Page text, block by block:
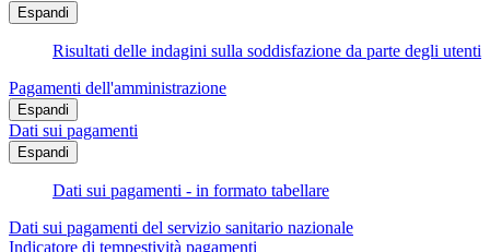
Espandi
Risultati delle indagini sulla soddisfazione da parte degli utenti
Pagamenti dell'amministrazione
Espandi
Dati sui pagamenti
Espandi
Dati sui pagamenti - in formato tabellare
Dati sui pagamenti del servizio sanitario nazionale
Indicatore di tempestività pagamenti